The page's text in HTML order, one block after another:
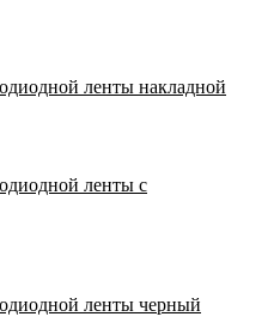
ленты накладной
ленты с
ленты черный